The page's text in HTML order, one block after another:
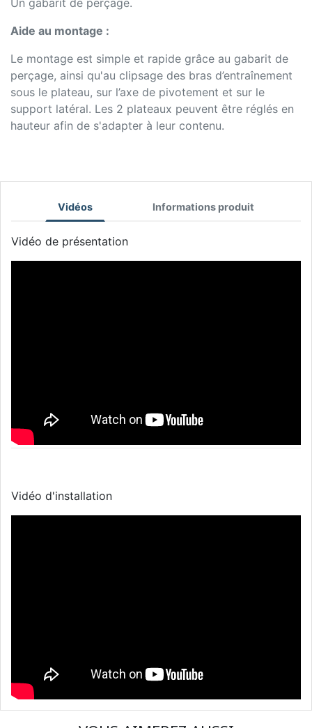
Aide au montage :
Le montage est simple et rapide grâce au gabarit de
perçage, ainsi qu'au clipsage des bras d’entraînement
sous le plateau, sur l’axe de pivotement et sur le
support latéral. Les 2 plateaux peuvent être réglés en
hauteur afin de s'adapter à leur contenu.
Vidéos Informations produit
Vidéo de présentation
Vidéo d'installation